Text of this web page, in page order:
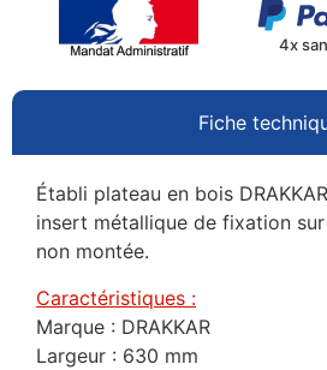
4x
Fiche
Établi plateau en bois
insert métallique de fixation
non montée.
Caractéristiques :
Marque : DRAKKAR
Largeur : 630 mm